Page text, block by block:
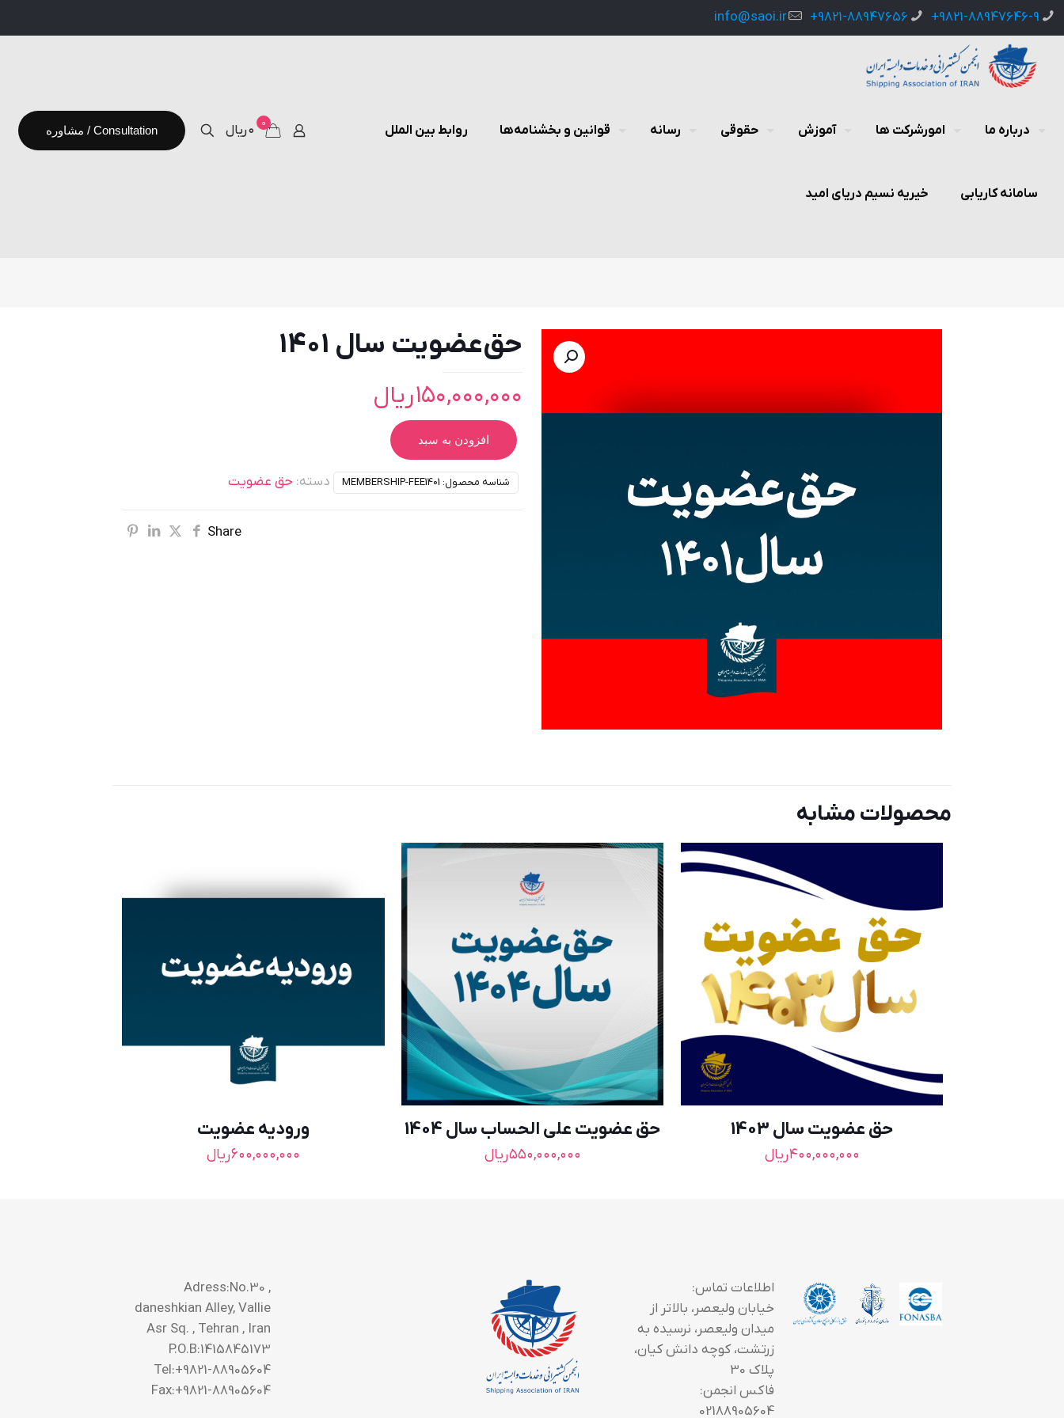
9821-88947646-9+
9821-88947656+
info@saoi.ir
درباره ما امورشرکت ها آموزش حقوقی رسانه قوانین و بخشنامه‌ها روابط بین الملل
سامانه کاریابی خیریه نسیم دریای امید
0 ۰ ریال مشاوره / Consultation
حق‌عضویت سال 1401
۱۵۰,۰۰۰,۰۰۰ریال
افزودن به سبد
شناسه محصول: MEMBERSHIP-FEE1401 دسته: حق عضویت
Share
محصولات مشابه
حق عضویت سال 1403
۴۰۰,۰۰۰,۰۰۰ریال
حق عضویت علی الحساب سال 1404
۵۵۰,۰۰۰,۰۰۰ریال
ورودیه عضویت
۶۰۰,۰۰۰,۰۰۰ریال
اطلاعات تماس:
خیابان ولیعصر، بالاتر از
میدان ولیعصر، نرسیده به
زرتشت، کوچه دانش کیان،
پلاک 30
فاکس انجمن:
02188905604
Adress:No.30 ,
daneshkian Alley, Vallie
Asr Sq. , Tehran , Iran
P.O.B:1415845173
Tel:+9821-88905604
Fax:+9821-88905604